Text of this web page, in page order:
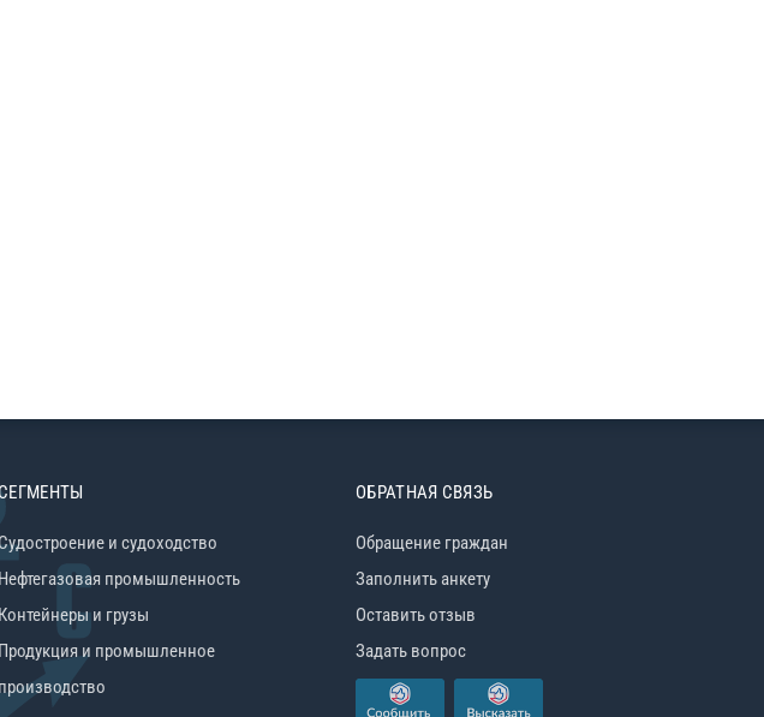
Судостроение и судоходство
Нефтегазовая промышленность
Контейнеры и грузы
Продукция и промышленное
производство
ОБРАТНАЯ СВЯЗЬ
Обращение граждан
Заполнить анкету
Оставить отзыв
Задать вопрос